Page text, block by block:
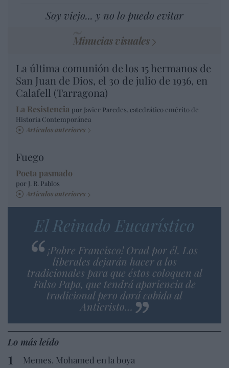
Soy viejo... y no lo puedo evitar
Minucias visuales
La última comunión de los 15 hermanos de
San Juan de Dios, el 30 de julio de 1936, en
Calafell (Tarragona)
La Resistencia por Javier Paredes, catedrático emérito de
Historia Contemporánea
Artículos anteriores
Fuego
Poeta pasmado
por J. R. Pablos
Artículos anteriores
El Reinado Eucarístico
¡Pobre Francisco! Orad por él. Los
liberales dejarán hacer a los
tradicionales para que éstos coloquen al
Falso Papa, que tendrá apariencia de
tradicional pero dará cabida al
Anticristo…
Lo más leído
Memes. Mohamed en la boya